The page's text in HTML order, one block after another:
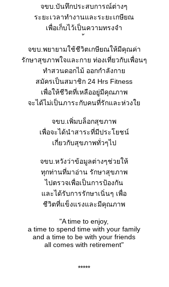
จขบ.บันทึกประสบการณ์ต่างๆ
ระยะเวลาทำงานและระยะเกษียณ
เพื่อเก็บไว้เป็นความทรงจำ
จขบ.พยายามใช้ชีวิตเกษียณให้มีคุณค่า
รักษาสุขภาพใจและกาย ท่องเที่ยวกับเพื่อนๆ
ทำสวนดอกไม้ ออกกำลังกาย
สมัครเป็นสมาชิก 24 Hrs Fitness
เพื่อให้ชีวิตที่เหลืออยู่มีคุณภาพ
จะได้ไม่เป็นภาระกับคนที่รักและห่วงใย
จขบ.เพิ่มบล็อกสุขภาพ
เพื่อจะได้นำสาระที่มีประโยชน์
เกี่ยวกับสุขภาพทั่วๆไป
จขบ.หวังว่าข้อมูลต่างๆช่วยให้
ทุกท่านที่มาอ่าน รักษาสุขภาพ
ไปตรวจเพื่อเป็นการป้องกัน
และได้รับการรักษาเนิ่นๆ เพื่อ
ชีวิตที่แข็งแรงและมีคุณภาพ
"A time to enjoy,
a time to spend time with your family
and a time to be with your friends
all comes with retirement"
*****